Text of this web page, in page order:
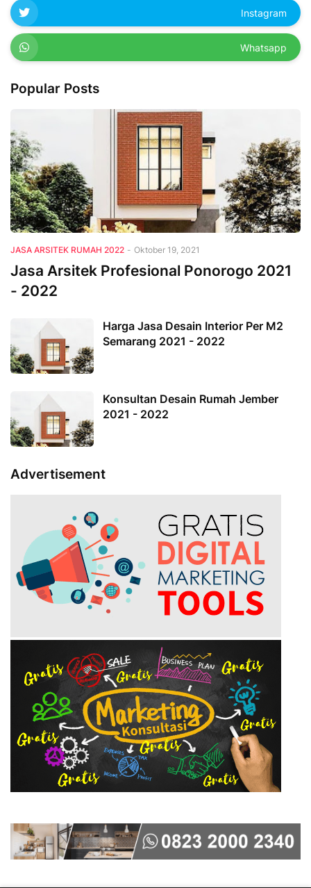
Instagram
Whatsapp
Popular Posts
JASA ARSITEK RUMAH 2022 - Oktober 19, 2021
Jasa Arsitek Profesional Ponorogo 2021
- 2022
Harga Jasa Desain Interior Per M2
Semarang 2021 - 2022
Konsultan Desain Rumah Jember
2021 - 2022
Advertisement